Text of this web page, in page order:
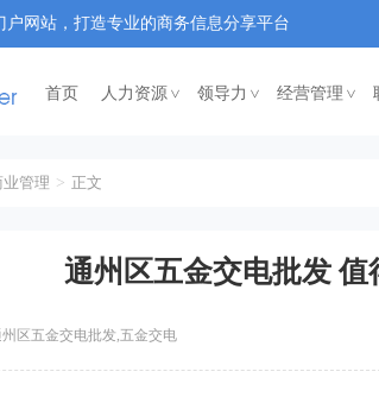
户网站，打造专业的商务信息分享平台
首页 人力资源< 领导力 < 经营管理<
业管理 正文
通州区五金交电批发
区五金交电批发,五金交电